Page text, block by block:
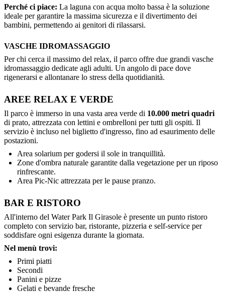
Perché ci piace: La laguna con acqua molto bassa è la soluzione
ideale per garantire la massima sicurezza e il divertimento dei
bambini, permettendo ai genitori di rilassarsi.
VASCHE IDROMASSAGGIO
Per chi cerca il massimo del relax, il parco offre due grandi vasche
idromassaggio dedicate agli adulti. Un angolo di pace dove
rigenerarsi e allontanare lo stress della quotidianità.
AREE RELAX E VERDE
Il parco è immerso in una vasta area verde di 10.000 metri quadri
di prato, attrezzata con lettini e ombrelloni per tutti gli ospiti. Il
servizio è incluso nel biglietto d'ingresso, fino ad esaurimento delle
postazioni.
Area solarium per godersi il sole in tranquillità.
Zone d'ombra naturale garantite dalla vegetazione per un riposo
rinfrescante.
Area Pic-Nic attrezzata per le pause pranzo.
BAR E RISTORO
All'interno del Water Park Il Girasole è presente un punto ristoro
completo con servizio bar, ristorante, pizzeria e self-service per
soddisfare ogni esigenza durante la giornata.
Nel menù trovi:
Primi piatti
Secondi
Panini e pizze
Gelati e bevande fresche